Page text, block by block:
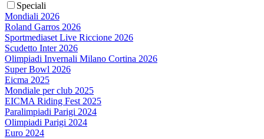
Speciali
Mondiali 2026
Roland Garros 2026
Sportmediaset Live Riccione 2026
Scudetto Inter 2026
Olimpiadi Invernali Milano Cortina 2026
Super Bowl 2026
Eicma 2025
Mondiale per club 2025
EICMA Riding Fest 2025
Paralimpiadi Parigi 2024
Olimpiadi Parigi 2024
Euro 2024